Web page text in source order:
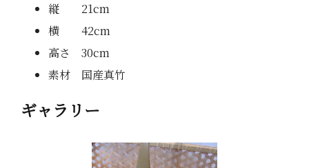
縦 21cm
横 42cm
高さ 30cm
素材 国産真竹
ギャラリー